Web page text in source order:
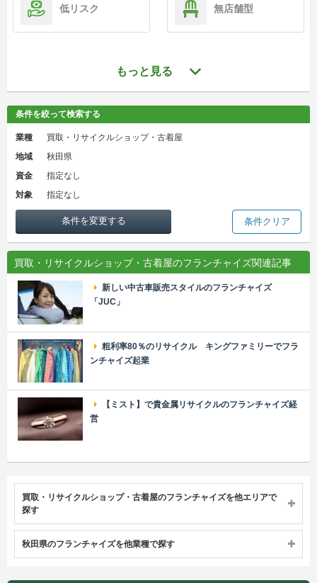
低リスク 無店舗型
もっと見る
条件を絞って検索する
業種
買取・リサイクルショップ・古着屋
地域
秋田県
資金
指定なし
対象
指定なし
条件を変更する 条件クリア
買取・リサイクルショップ・古着屋のフランチャイズ関連記事
新しい中古車販売スタイルのフランチャイズ
「JUC」
粗利率80％のリサイクル キングファミリーでフラ
ンチャイズ起業
【ミスト】で貴金属リサイクルのフランチャイズ経
営
買取・リサイクルショップ・古着屋のフランチャイズを他エリアで
探す
秋田県のフランチャイズを他業種で探す